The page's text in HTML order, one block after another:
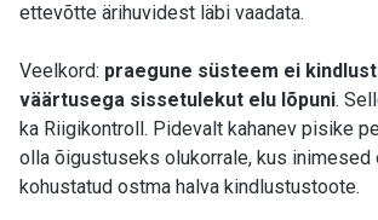
ettevõtte ärihuvidest läbi vaadata.
Veelkord: praegune süsteem ei
väärtusega sissetulekut elu lõpuni.
ka Riigikontroll. Pidevalt kahanev pisike
olla õigustuseks olukorrale, kus inimesed
kohustatud ostma halva kindlustustoote.